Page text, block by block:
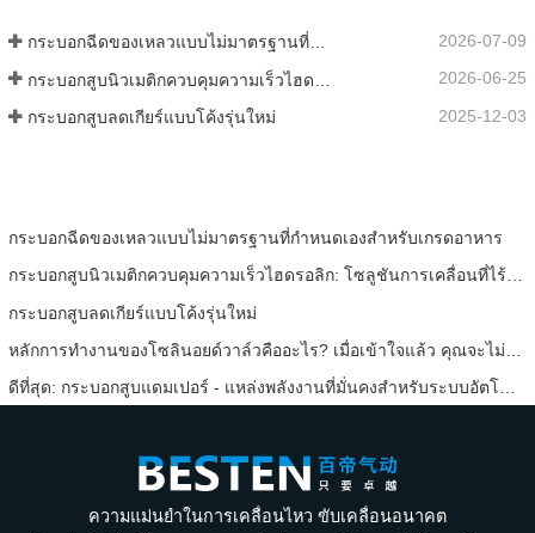
กระบอกฉีดของเหลวแบบไม่มาตรฐานที่กำหนดเองสำหรับเกรดอาหาร 2026-07-09
2026-06-25
กระบอกสูบลดเกียร์แบบโค้งรุ่นใหม่ 2025-12-03
กระบอกฉีดของเหลวแบบไม่มาตรฐานที่กำหนดเองสำหรับเกรดอาหาร
กระบอกสูบนิวเมติกควบคุมความเร็วไฮดรอลิก: โซลูชันการเคลื่อนที่ไร้แรงกระแทกที่เสถียรสำหรับอุปกรณ์อัตโนมัติ
กระบอกสูบลดเกียร์แบบโค้งรุ่นใหม่
ดีที่สุด: กระบอกสูบแดมเปอร์ - แหล่งพลังงานที่มั่นคงสำหรับระบบอัตโนมัติในอุตสาหกรรม
ความแม่นยำในการเคลื่อนไหว ขับเคลื่อนอนาคต